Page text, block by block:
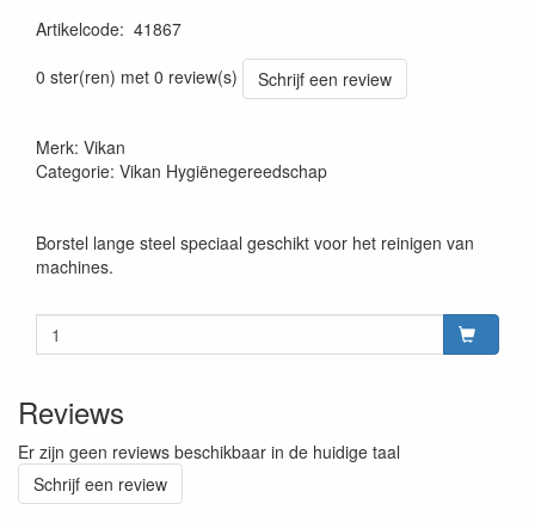
Artikelcode: 41867
0 ster(ren) met 0 review(s)
Schrijf een review
Merk: Vikan
Categorie: Vikan Hygiënegereedschap
Borstel lange steel speciaal geschikt voor het reinigen van
machines.
Reviews
Er zijn geen reviews beschikbaar in de huidige taal
Schrijf een review